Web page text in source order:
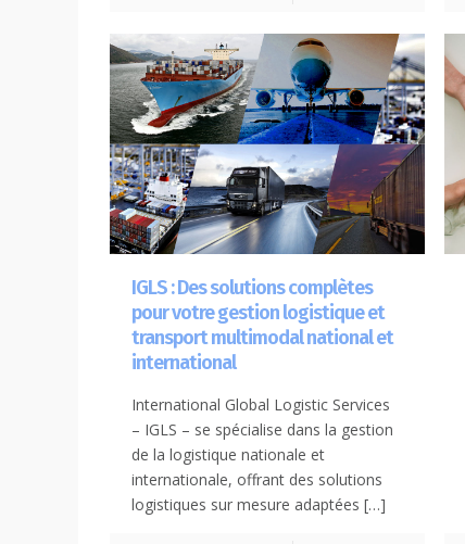
IGLS : Des solutions complètes
pour votre gestion logistique et
transport multimodal national et
international
International Global Logistic Services
– IGLS – se spécialise dans la gestion
de la logistique nationale et
internationale, offrant des solutions
logistiques sur mesure adaptées […]